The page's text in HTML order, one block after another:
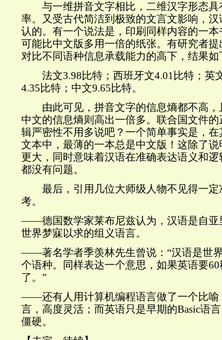
与一维拼音文字相比，二维汉字形态具
率。又受古代简洁到极致的文言文影响，
认的。有一个说法是，印刷同样内容的一
可能比中文版多用一倍的纸张。有研究者提
对比不同语种信息承载能力的高下，结果如
法文3.98比特；西班牙文4.01比特；英
4.35比特；中文9.65比特。
由此可见，拼音文字的信息熵都不高，
中文的信息熵则高出一倍多。联合国文件
辑严密性不用多说吧？一个简单事实是，
文本中，最薄的一本总是中文版！这除了
更大，同时意味着汉语在准确表达语义和
都没有问题。
最后，引用几位大师级人物不见得一定
考。
——德国数学家莱布尼兹认为，汉语是自亚
世界梦寐以求的组义语言。
——著名学者季羡林先生曾说：“汉语是世
个语种。同样表达一个意思，如果英语要
了。”
——还有人用计算机编程语言做了一个比喻
言，高度灵活；而英语只是早期的Basic语
僵硬。